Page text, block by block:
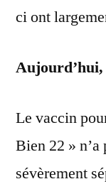
ci ont
Aujourd’hui,
Le vaccin
Bien 22 » n’a
sévèrement